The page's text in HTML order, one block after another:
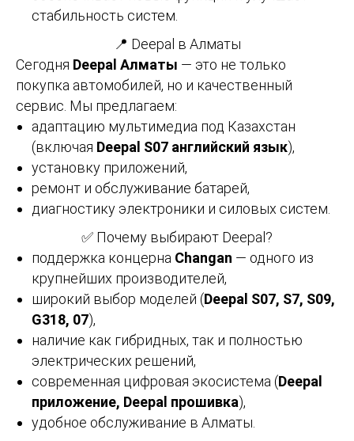
стабильность систем.
📍 Deepal в Алматы
Сегодня Deepal Алматы — это не только
покупка автомобилей, но и качественный
сервис. Мы предлагаем:
адаптацию мультимедиа под Казахстан
(включая Deepal S07 английский язык),
установку приложений,
ремонт и обслуживание батарей,
диагностику электроники и силовых систем.
✅ Почему выбирают Deepal?
поддержка концерна Changan — одного из
крупнейших производителей,
широкий выбор моделей (Deepal S07, S7, S09,
G318, 07),
наличие как гибридных, так и полностью
электрических решений,
современная цифровая экосистема (Deepal
приложение, Deepal прошивка),
удобное обслуживание в Алматы.